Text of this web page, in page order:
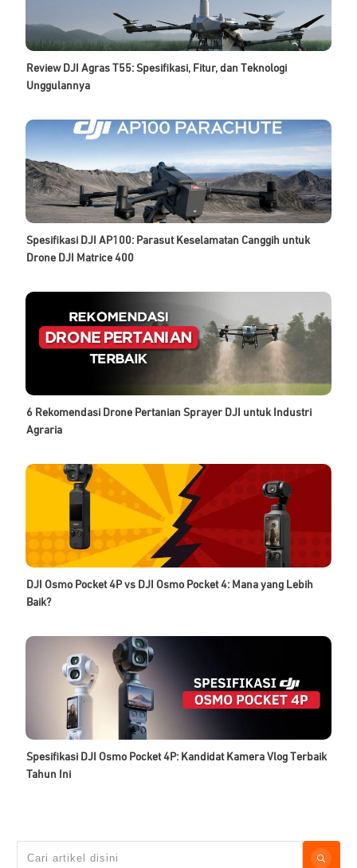
Review DJI Agras T55: Spesifikasi, Fitur, dan Teknologi
Unggulannya
Spesifikasi DJI AP100: Parasut Keselamatan Canggih untuk
Drone DJI Matrice 400
6 Rekomendasi Drone Pertanian Sprayer DJI untuk Industri
Agraria
DJI Osmo Pocket 4P vs DJI Osmo Pocket 4: Mana yang Lebih
Baik?
Spesifikasi DJI Osmo Pocket 4P: Kandidat Kamera Vlog Terbaik
Tahun Ini